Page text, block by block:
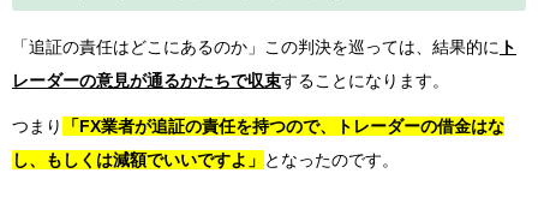
「追証の責任はどこにあるのか」この判決を巡っては、結果的に ト
レーダーの意見が通るかたちで収束することになります。
つまり
「FX業者が追証の責任を持つので、トレーダーの借金はな
し、もしくは減額でいいですよ」 となったのです。